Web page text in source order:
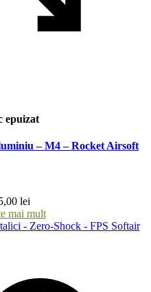
epuizat
– M4 – Rocket Airsoft
lei
mai mult